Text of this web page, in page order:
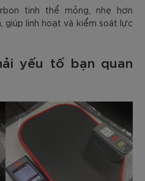
tinh thể mỏng, nhẹ hơn
giúp linh hoạt và kiểm soát lực
yếu tố bạn quan